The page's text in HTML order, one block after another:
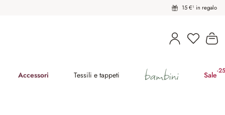
15 €¹ in regalo
Hai 0 Il
Accessori Tessili e tappeti bambini Sale-